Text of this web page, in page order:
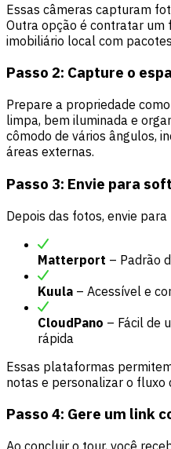
Essas câmeras capturam
Outra opção é contratar
imobiliário local com
Passo 2: Capture o
Prepare a propriedade
limpa, bem iluminada e
cômodo de vários ângulos,
áreas externas.
Passo 3: Envie para
Depois das fotos, envie
Matterport – Padrão
Kuula – Acessível e
CloudPano – Fácil de
rápida
Essas plataformas
notas e personalizar o fluxo
Passo 4: Gere um link